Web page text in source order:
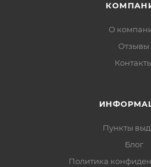
О
Отзывы
Пункты
Блог
Политика